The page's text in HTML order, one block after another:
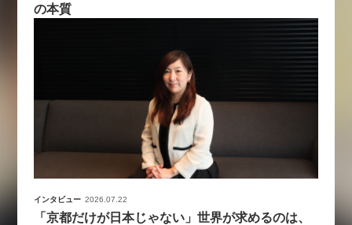
の本質
インタビュー 2026.07.22
「京都だけが日本じゃない」世界が求めるのは、